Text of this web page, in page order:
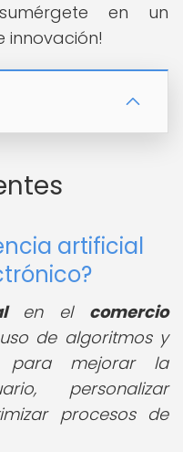
en un
innovación!
artificial
en el comercio
de algoritmos y
para mejorar la
personalizar
procesos de